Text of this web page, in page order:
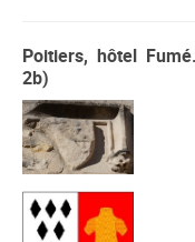
Poitiers, hôtel
2b)